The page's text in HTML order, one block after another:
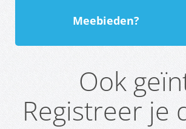
Meebieden?
Ook
Registreer je